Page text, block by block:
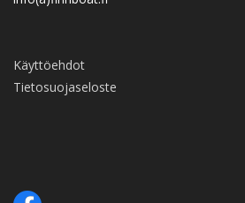
Käyttöehdot
Tietosuojaseloste